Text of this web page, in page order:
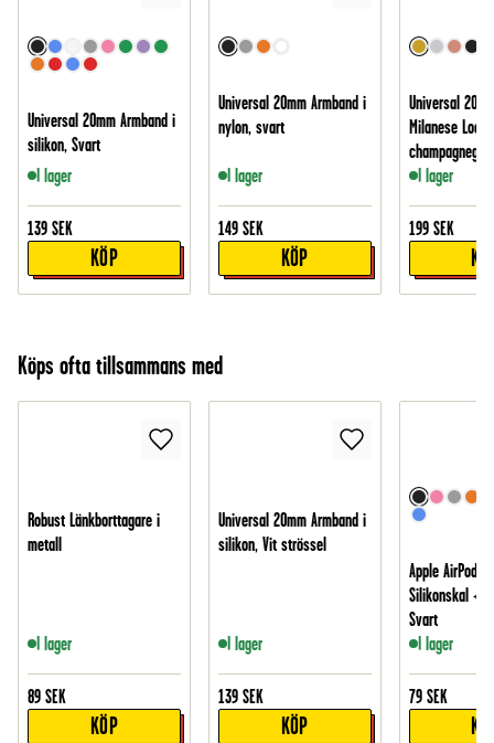
Universal 20mm Armband i
silikon, Svart
I lager
139 SEK
KÖP
Universal 20mm Armband i
nylon, svart
I lager
149 SEK
KÖP
Universal
Milanese Loop,
champagneguld
I lager
199 SEK
Köps ofta tillsammans med
Robust Länkborttagare i
metall
I lager
89 SEK
KÖP
Universal 20mm Armband i
silikon, Vit strössel
I lager
139 SEK
KÖP
Apple AirPods
Silikonskal +
Svart
I lager
79 SEK